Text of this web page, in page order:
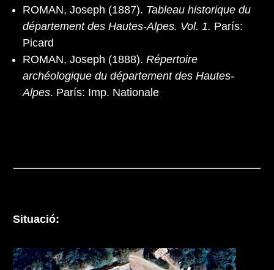
ROMAN, Joseph (1887). Tableau historique du
département des Hautes-Alpes. Vol. 1. París:
Picard
ROMAN, Joseph (1888). Répertoire
archéologique du département des Hautes-
Alpes. París: Imp. Nationale
Situació: